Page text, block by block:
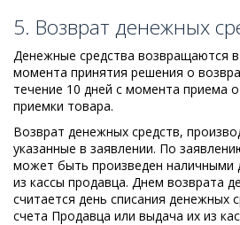
5. Возврат денежных
Денежные средства возвращаются
момента принятия решения о
течение 10 дней с момента приема
приемки товара.
Возврат денежных средств,
указанные в заявлении. По
может быть произведен наличными
из кассы продавца. Днем возврата
считается день списания денежных
счета Продавца или выдача их из